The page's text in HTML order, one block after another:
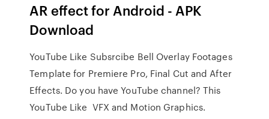
AR effect for Android - APK
Download
YouTube Like Subsrcibe Bell Overlay Footages
Template for Premiere Pro, Final Cut and After
Effects. Do you have YouTube channel? This
YouTube Like VFX and Motion Graphics.